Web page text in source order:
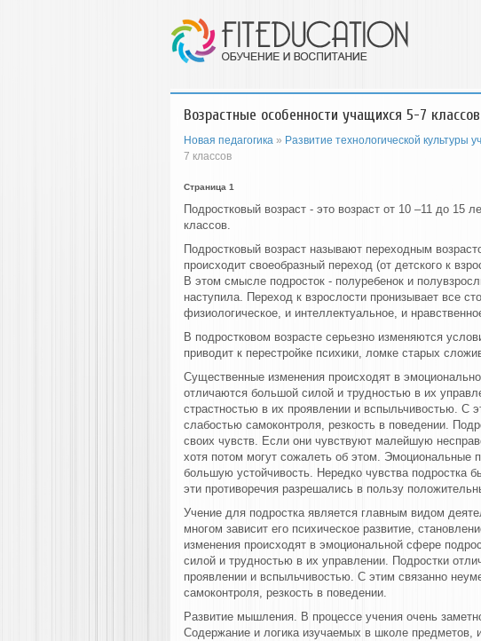
Возрастные особенности учащихся 5-7 классов
Новая педагогика » Развитие технологической культуры
7 классов
Страница 1
Подростковый возраст - это возраст от 10 –11 до 15
классов.
Подростковый возраст называют переходным
происходит своеобразный переход (от детского к
В этом смысле подросток - полуребенок и
наступила. Переход к взрослости пронизывает все
физиологическое, и интеллектуальное, и
В подростковом возрасте серьезно изменяются
приводит к перестройке психики, ломке старых
Существенные изменения происходят в
отличаются большой силой и трудностью в их
страстностью в их проявлении и вспыльчивостью. С
слабостью самоконтроля, резкость в поведении.
своих чувств. Если они чувствуют малейшую
хотя потом могут сожалеть об этом. Эмоциональные
большую устойчивость. Нередко чувства подростка
эти противоречия разрешались в пользу
Учение для подростка является главным видом
многом зависит его психическое развитие,
изменения происходят в эмоциональной сфере
силой и трудностью в их управлении. Подростки
проявлении и вспыльчивостью. С этим связанно
самоконтроля, резкость в поведении.
Развитие мышления. В процессе учения очень
Содержание и логика изучаемых в школе предметов,